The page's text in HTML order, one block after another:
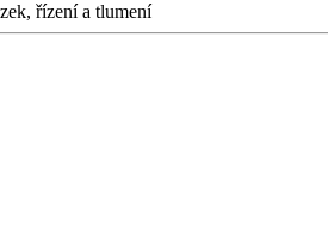
řízení a tlumení